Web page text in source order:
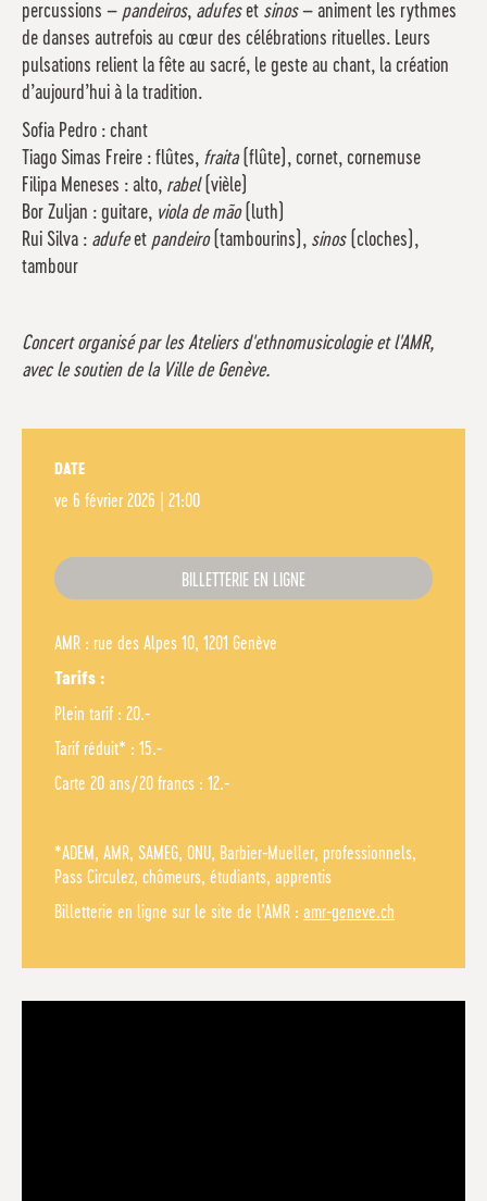
percussions – pandeiros, adufeset sinos– animent les rythmes
de danses autrefois au cœur des célébrations rituelles. Leurs
pulsations relient la fête au sacré, le geste au chant, la création
d’aujourd’hui à la tradition.
Sofia Pedro : chant
Tiago Simas Freire : flûtes, fraita(flûte), cornet, cornemuse
Filipa Meneses : alto, rabel(vièle)
Bor Zuljan : guitare, viola de mão(luth)
Rui Silva : adufeet pandeiro(tambourins), sinos(cloches),
tambour
Concert organisé par les Ateliers d'ethnomusicologie et l'AMR,
avec le soutien de la Ville de Genève.
DATE
ve 6 février 2026 | 21:00
BILLETTERIE EN LIGNE
AMR : rue des Alpes 10, 1201 Genève
Tarifs :
Plein tarif : 20.-
Tarif réduit* : 15.-
Carte 20 ans/20 francs : 12.-
*ADEM, AMR, SAMEG, ONU, Barbier-Mueller, professionnels,
Pass Circulez, chômeurs, étudiants, apprentis
Billetterie en ligne sur le site de l’AMR : amr-geneve.ch